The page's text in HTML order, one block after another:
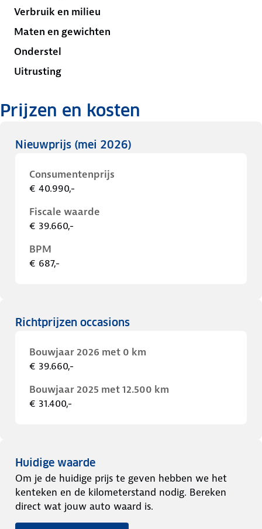
Verbruik en milieu
Maten en gewichten
Onderstel
Uitrusting
Prijzen en kosten
Nieuwprijs (mei 2026)
Consumentenprijs
€ 40.990,-
Fiscale waarde
€ 39.660,-
BPM
€ 687,-
Richtprijzen occasions
Bouwjaar 2026 met 0 km
€ 39.660,-
Bouwjaar 2025 met 12.500 km
€ 31.400,-
Huidige waarde
Om je de huidige prijs te geven hebben we het
kenteken en de kilometerstand nodig. Bereken
direct wat jouw auto waard is.